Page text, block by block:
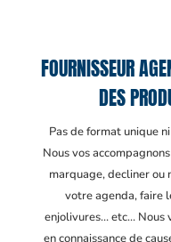
FOURNISSEUR
DES
Pas de format unique
Nous vos
marquage, decliner ou
votre agenda, faire
enjolivures… etc… Nous
en connaissance de